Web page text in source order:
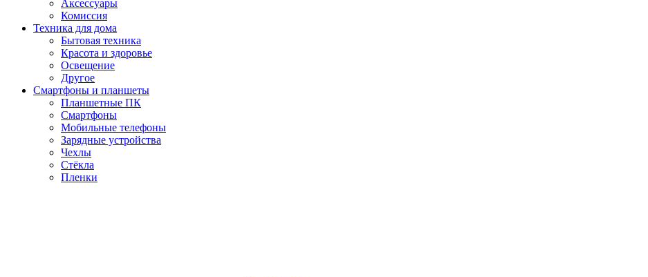
Аксессуары
Комиссия
Техника для дома
Бытовая техника
Красота и здоровье
Освещение
Другое
Смартфоны и планшеты
Планшетные ПК
Смартфоны
Мобильные телефоны
Зарядные устройства
Чехлы
Стёкла
Пленки